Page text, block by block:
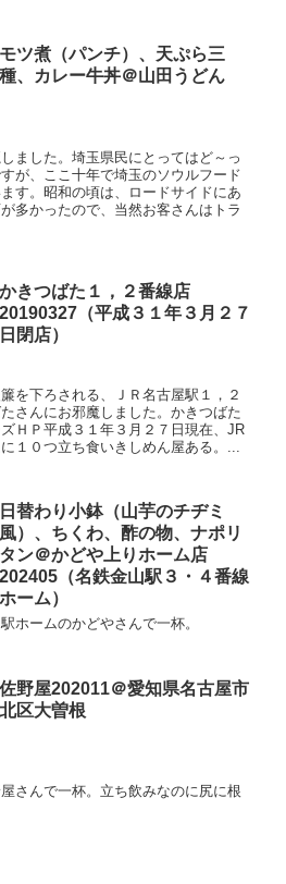
モツ煮（パンチ）、天ぷら三
種、カレー牛丼＠山田うどん
ました。埼玉県民にとってはど～っ
が、ここ十年で埼玉のソウルフード
す。昭和の頃は、ロードサイドにあ
多かったので、当然お客さんはトラ
かきつばた１，２番線店
20190327（平成３１年３月２７
日閉店）
を下ろされる、ＪＲ名古屋駅１，２
さんにお邪魔しました。かきつばた
ＨＰ平成３１年３月２７日現在、JR
１０つ立ち食いきしめん屋ある。...
日替わり小鉢（山芋のチヂミ
風）、ちくわ、酢の物、ナポリ
タン＠かどや上りホーム店
202405（名鉄金山駅３・４番線
ホーム）
ホームのかどやさんで一杯。
佐野屋202011＠愛知県名古屋市
北区大曽根
さんで一杯。立ち飲みなのに尻に根